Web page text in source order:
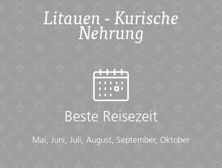
Litauen - Kurische
Nehrung
Beste Reisezeit
Mai, Juni, Juli, August, September, Oktober